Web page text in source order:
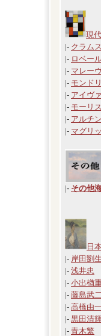
現
|- クラム
|- ロベー
|- マレー
|- モンド
|- アイヴ
|- モーリ
|- アルチ
|- マグリ
|- その他
日
|- 岸田劉生
|- 浅井忠
|- 小出楢
|- 藤島武
|- 高橋由一
|- 黒田清
|- 青木繁